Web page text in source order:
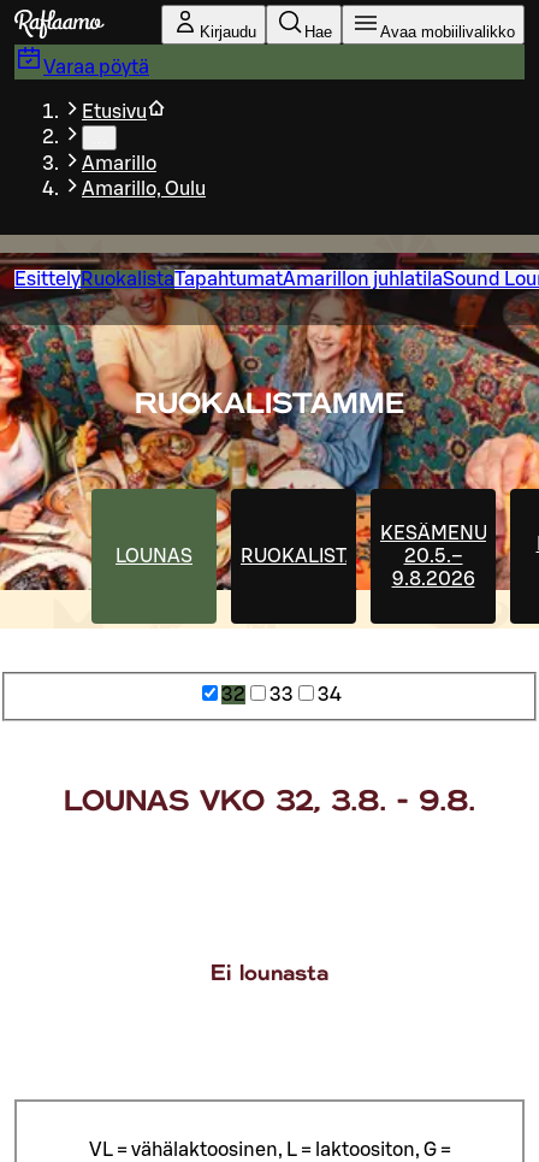
Siirry pääsisältöön
Kirjaudu Hae Avaa mobiilivalikko
Varaa pöytä
Etusivu
Amarillo
Amarillo, Oulu
EsittelyRuokalistaTapahtumatAmarillon juhlatilaSound
RUOKALISTAMME
LOUNAS RUOKALISTA
KESÄMENU
20.5.–
9.8.2026
32 33 34
LOUNAS VKO 32, 3.8. - 9.8.
Ei lounasta
VL = vähälaktoosinen, L = laktoositon, G =